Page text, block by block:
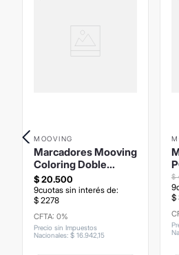
Ideales para ilustración,
Importante:Las imágenes publicadas
MOOVING
Marcadores Mooving
Coloring Doble
Punta Pincel
Acuarelables x6
$20.500
9cuotas sin interés de:
$ 2278
CFTA: 0%
Precio sin Impuestos
Nacionales: $ 1694215
$
9
$